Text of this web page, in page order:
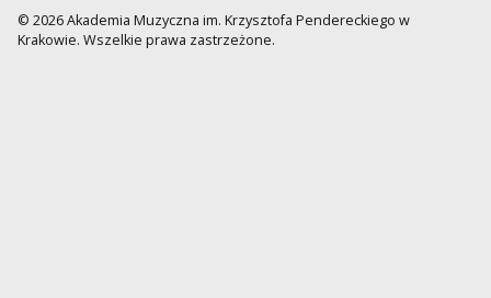
© 2026 Akademia Muzyczna im. Krzysztofa Pendereckiego w
Krakowie. Wszelkie prawa zastrzeżone.